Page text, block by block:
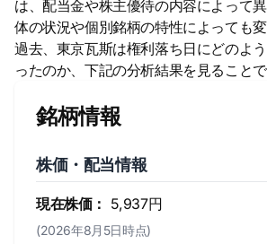
は、配当金や株主優待の内容によって
体の状況や個別銘柄の特性によっても
過去、東京瓦斯は権利落ち日にどのよ
ったのか、下記の分析結果を見ることで
銘柄情報
株価・配当情報
現在株価： 5,937円
(2026年8月5日時点)